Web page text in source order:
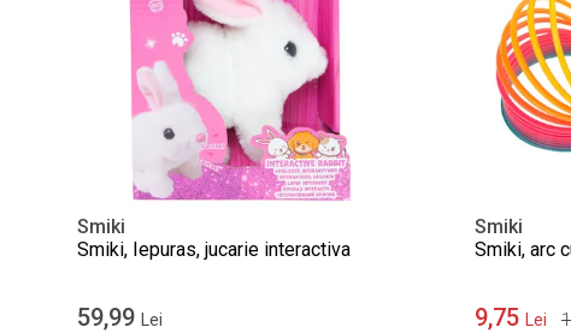
Smiki
Smiki, Iepuras, jucarie interactiva
59,99 Lei
Smiki
Smiki, arc
9,75 Lei